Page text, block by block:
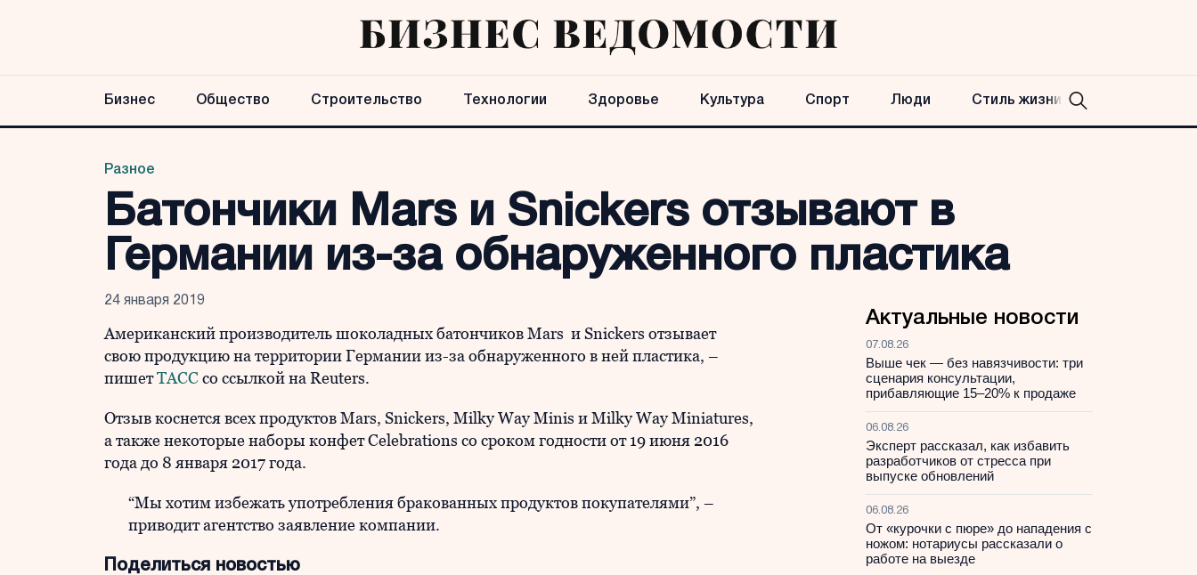
Бизнес Общество Строительство Технологии Здоровье Культура Спорт Люди Стиль жизни
Разное
Батончики Mars и Snickers отзывают в
Германии из-за обнаруженного пластика
24 января 2019
Американский производитель шоколадных батончиков Mars и Snickers отзывает
свою продукцию на территории Германии из-за обнаруженного в ней пластика, –
пишетТАССсо ссылкой на Reuters.
Отзыв коснется всех продуктов Mars, Snickers, Milky Way Minis и Milky Way Miniatures,
а также некоторые наборы конфет Celebrations со сроком годности от 19 июня 2016
года до 8 января 2017 года.
“Мы хотим избежать употребления бракованных продуктов покупателями”, –
приводит агентство заявление компании.
Поделиться новостью
Актуальные новости
07.08.26
Выше чек — без навязчивости: три
сценария консультации,
прибавляющие 15–20% к продаже
06.08.26
Эксперт рассказал, как избавить
разработчиков от стресса при
выпуске обновлений
06.08.26
От «курочки с пюре» до нападения с
ножом: нотариусы рассказали о
работе на выезде